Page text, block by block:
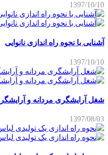
1397/10/10
آشنایی با نحوه راه اندازی نانوایی
1397/10/10
شغل آرایشگری مردانه و
1397/08/03